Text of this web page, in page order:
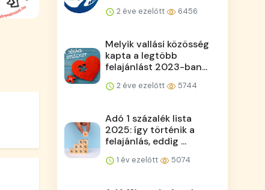
2 éve ezelőtt 6456
Melyik vallási közösség
kapta a legtöbb
felajánlást 2023-ban...
2 éve ezelőtt 5744
Adó 1 százalék lista
2025: így történik a
felajánlás, eddig ...
1 év ezelőtt 5074